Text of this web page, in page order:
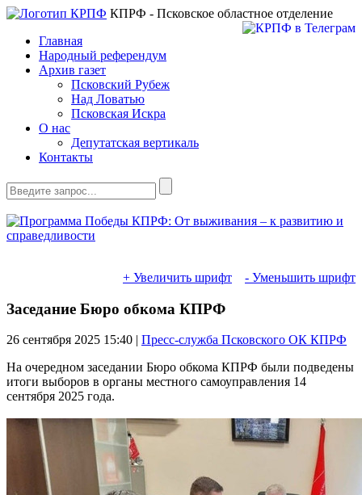
КПРФ - Псковское областное отделение
Главная
Народный референдум
Архив газет
Псковский Рубеж
Над Ловатью
Псковская Искра
О нас
Депутатская вертикаль
Контакты
+ Увеличить шрифт - Уменьшить шрифт
Заседание Бюро обкома КПРФ
26 сентября 2025 15:40 | Пресс-служба Псковского ОК КПРФ
На очередном заседании Бюро обкома КПРФ были подведены
итоги выборов в органы местного самоуправления 14
сентября 2025 года.